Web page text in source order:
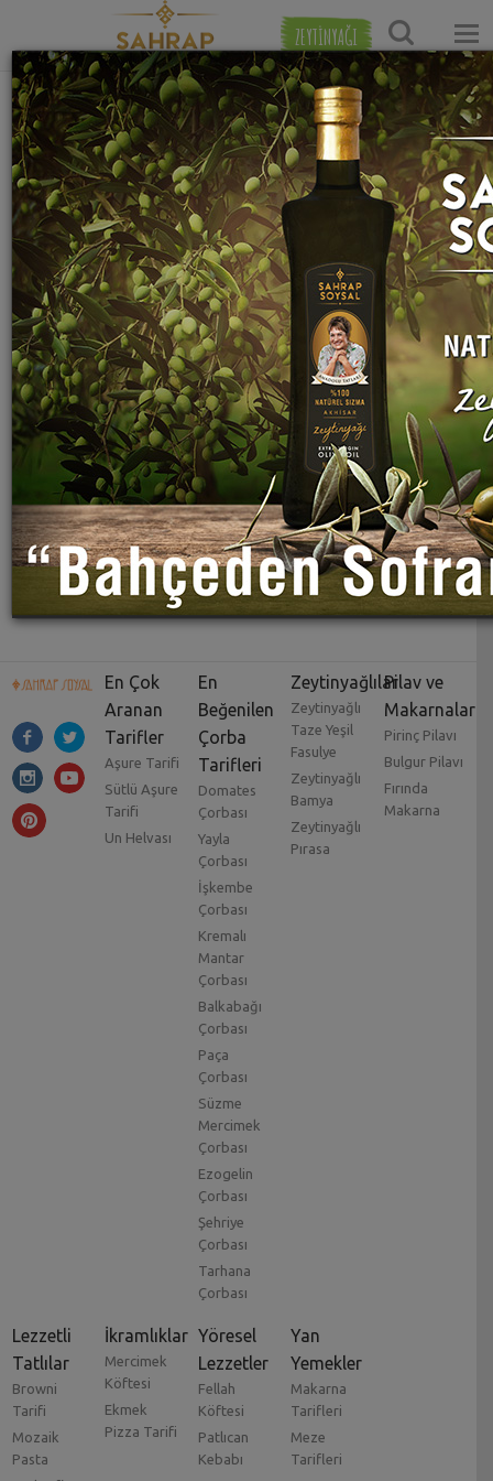
ZEYTİNYAĞI
İletişim
Adınız Soyadınız :
E Posta Adresiniz :
Mesajınız :
En Çok
Aranan
Tarifler
Aşure Tarifi
Sütlü Aşure
Tarifi
Un Helvası
En
Beğenilen
Çorba
Tarifleri
Domates
Çorbası
Yayla
Çorbası
İşkembe
Çorbası
Kremalı
Mantar
Çorbası
Balkabağı
Çorbası
Paça
Çorbası
Süzme
Mercimek
Çorbası
Ezogelin
Çorbası
Şehriye
Çorbası
Tarhana
Çorbası
Zeytinyağlılar
Zeytinyağlı
Taze Yeşil
Fasulye
Zeytinyağlı
Bamya
Zeytinyağlı
Pırasa
Pilav ve
Makarnalar
Pirinç Pilavı
Bulgur Pilavı
Fırında
Makarna
Lezzetli
Tatlılar
Browni
Tarifi
Mozaik
Pasta
İkramlıklar
Mercimek
Köftesi
Ekmek
Pizza Tarifi
Yöresel
Lezzetler
Fellah
Köftesi
Patlıcan
Kebabı
Yan
Yemekler
Makarna
Tarifleri
Meze
Tarifleri